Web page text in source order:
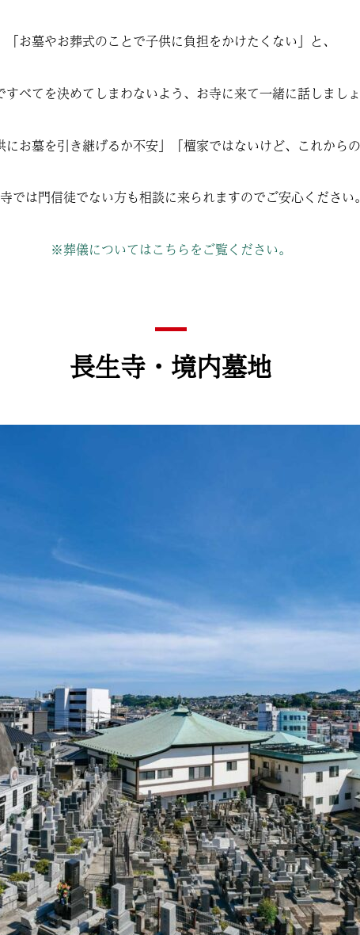
「お墓やお葬式のことで子供に負担をかけたくない」と、
すべてを決めてしまわないよう、お寺に来て一緒に話しましょ
にお墓を引き継げるか不安」「檀家ではないけど、これから
では門信徒でない方も相談に来られますのでご安心ください。
※葬儀についてはこちらをご覧ください。
長生寺・境内墓地